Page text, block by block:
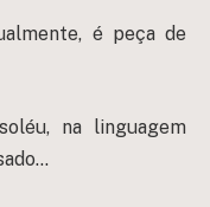
é peça de
na linguagem